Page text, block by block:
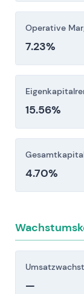
den
Operative
7.23%
15.56%
4.70%
—